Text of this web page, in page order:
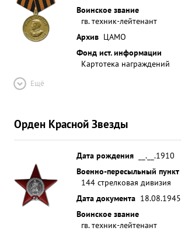
Воинское звание
гв. техник-лейтенант
Архив ЦАМО
Фонд ист. информации
Картотека награждений
Ещё
Орден Красной Звезды
Дата рождения
__.__.1910
Военно-пересыльный пункт
144 стрелковая дивизия
Дата документа 18.08.1945
Воинское звание
гв. техник-лейтенант